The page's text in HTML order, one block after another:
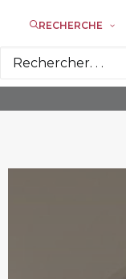
RECHERCHE